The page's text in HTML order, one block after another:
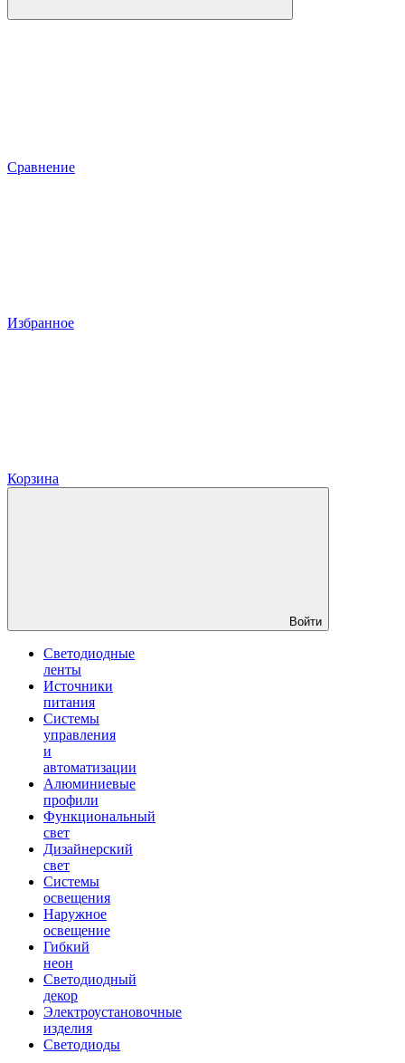
Сравнение
Избранное
Корзина
Войти
Светодиодные
ленты
Источники
питания
Системы
управления
и
автоматизации
Алюминиевые
профили
Функциональный
свет
Дизайнерский
свет
Системы
освещения
Наружное
освещение
Гибкий
неон
Светодиодный
декор
Электроустановочные
изделия
Светодиоды